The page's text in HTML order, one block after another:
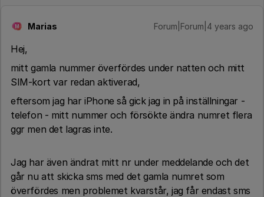
M Marias Forum|Forum|4 years ago
Hej,
mitt gamla nummer överfördes under natten och mitt
SIM-kort var redan aktiverad,
eftersom jag har iPhone så gick jag in på inställningar -
telefon - mitt nummer och försökte ändra numret flera
ggr men det lagras inte.
Jag har även ändrat mitt nr under meddelande och det
går nu att skicka sms med det gamla numret som
överfördes men problemet kvarstår, jag får endast sms